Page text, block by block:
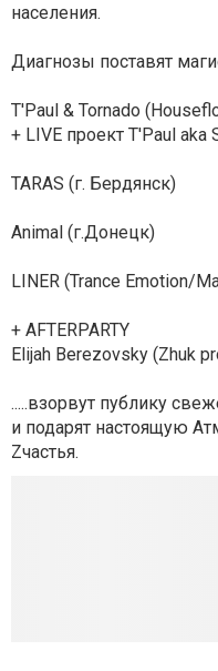
населения.
Диагнозы поставят
T'Paul & Tornado
+ LIVE проект T'Paul aka
TARAS (г. Бердянск)
Animal (г.Донецк)
LINER (Trance Emotion/
+ AFTERPARTY
Elijah Berezovsky (Zhuk
.....взорвут публику
и подарят настоящую
Zчастья.